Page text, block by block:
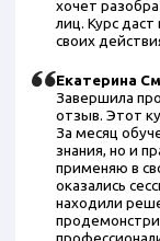
хочет
лиц. Курс
своих
Екатерина
Завершила
отзыв. Этот
За месяц
знания, но и
применяю в
оказались
находили